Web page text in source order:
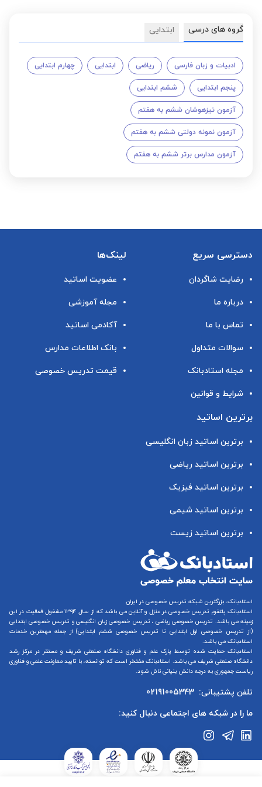
گروه های درسی ابتدایی
ادبیات و زبان فارسی ریاضی ابتدایی چهارم ابتدایی
پنجم ابتدایی ششم ابتدایی
آزمون تیزهوشان ششم به هفتم
آزمون نمونه دولتی ششم به هفتم
آزمون مدارس برتر ششم به هفتم
دسترسی سریع
رضایت شاگردان
درباره ما
تماس با ما
سوالات متداول
مجله استادبانک
شرایط و قوانین
لینک‌ها
عضویت اساتید
مجله آموزشی
آکادمی اساتید
بانک اطلاعات مدارس
قیمت تدریس خصوصی
برترین اساتید
برترین اساتید زبان انگلیسی
برترین اساتید ریاضی
برترین اساتید فیزیک
برترین اساتید شیمی
برترین اساتید زیست
استادبانک، بزرگترین شبکه تدریس خصوصی در ایران
استادبانک پلتفرم تدریس خصوصی در منزل و آنلاین
می باشد که از سال ۱۳۹۴ مشغول فعالیت در این
زمینه می باشد. تدریس خصوصی ریاضی ، تدریس خصوصی زبان انگلیسیو تدریس خصوصی ابتدایی
(از تدریس خصوصی اول ابتدایی تا تدریس خصوصی ششم ابتدایی) از جمله مهمترین خدمات
استادبانک می باشد.
استادبانک حمایت شده توسط پارک علم و فناوری دانشگاه صنعتی شریف و مستقر در مرکز رشد
دانشگاه صنعتی شریف می باشد. استادبانک مفتخر است که توانسته، با تایید معاونت علمی و فناوری
ریاست جمهوری به درجه دانش بنیانی نائل شود.
تلفن پشتیبانی: 02191005343
ما را در شبکه های اجتماعی دنبال کنید: